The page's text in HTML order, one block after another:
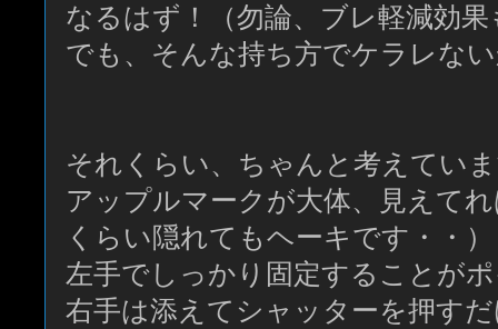
なるはず！（勿論、ブレ軽減効
でも、そんな持ち方でケラレな
それくらい、ちゃんと考えてい
アップルマークが大体、見えて
くらい隠れてもヘーキです・・）
左手でしっかり固定することが
右手は添えてシャッターを押す